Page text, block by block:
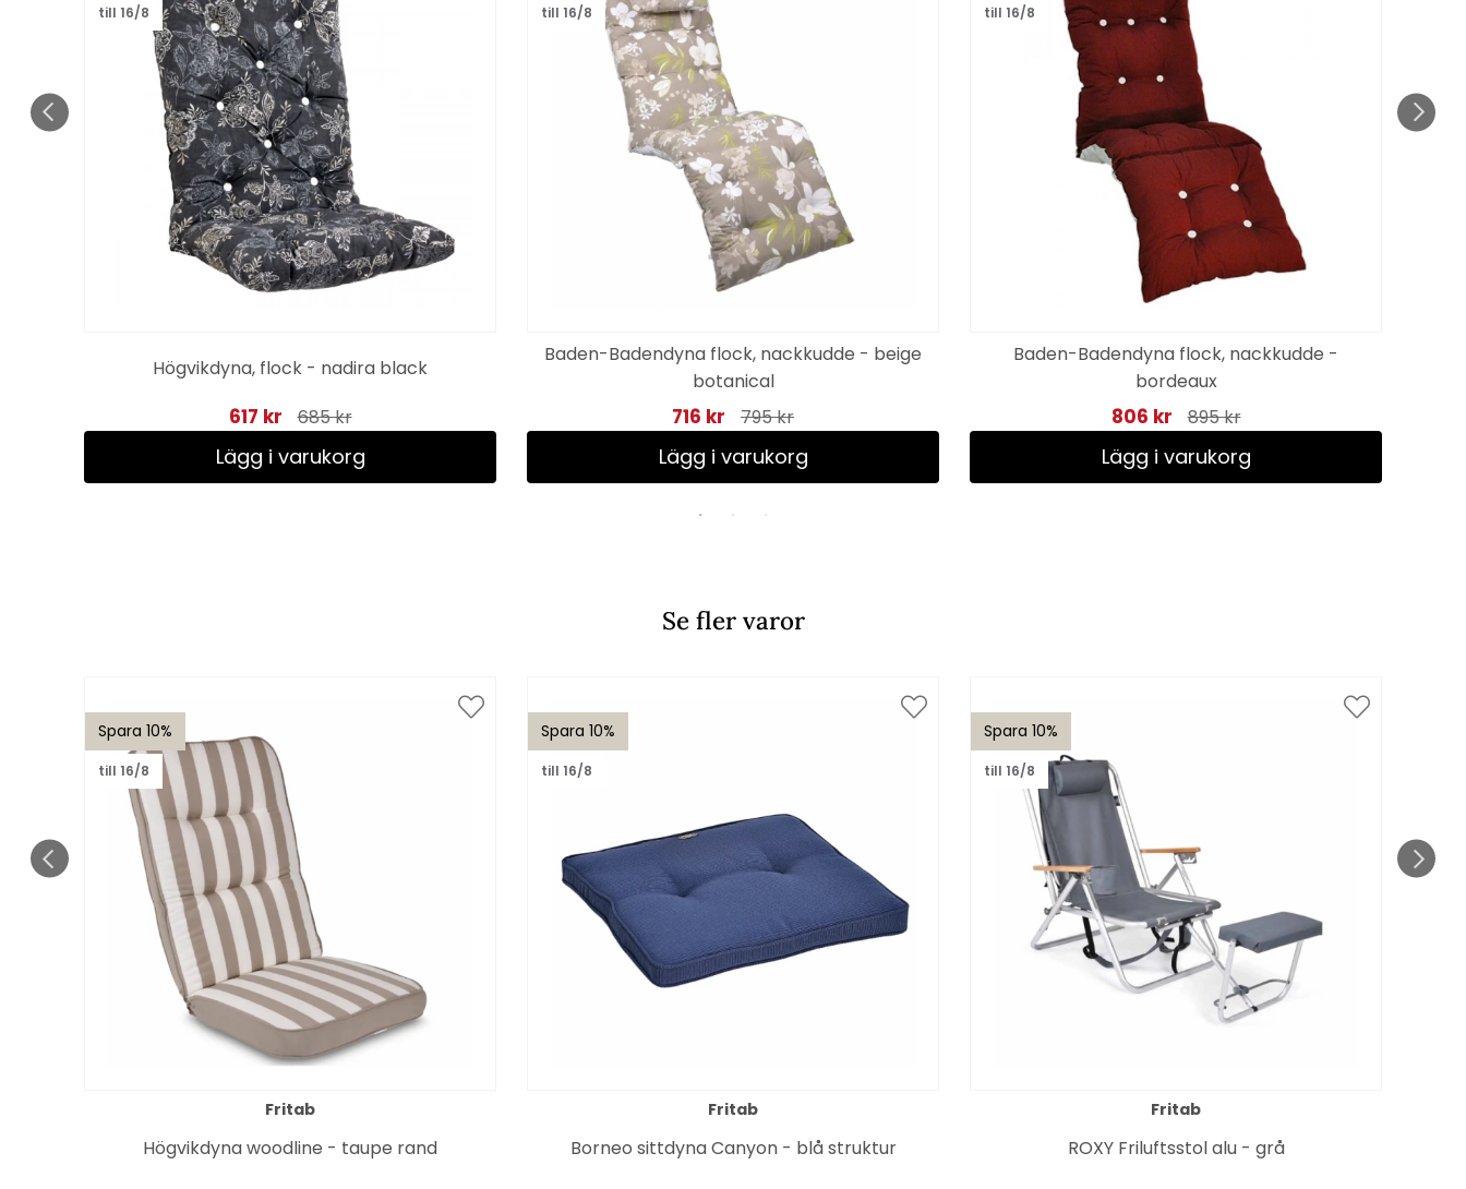
till 16/8
Högvikdyna, flock - nadira black
617 kr 685 kr
Lägg i varukorg
till 16/8
Baden-Badendyna flock, nackkudde - beige
botanical
716 kr 795 kr
Lägg i varukorg
till 16/8
Baden-Badendyna flock, nackkudde -
bordeaux
806 kr 895 kr
Lägg i varukorg
Se fler varor
Spara 10%
till 16/8
Fritab
Högvikdyna woodline - taupe rand
Spara 10%
till 16/8
Fritab
Borneo sittdyna Canyon - blå struktur
Spara 10%
till 16/8
Fritab
ROXY Friluftsstol alu - grå